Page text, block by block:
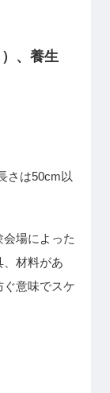
、養生
さは50cm以
場によった
、材料があ
ぐ意味でスケ